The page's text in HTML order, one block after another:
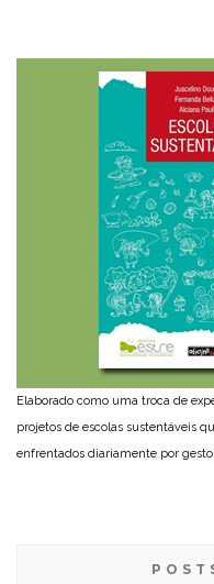
Elaborado como uma troca de
projetos de escolas sustentáveis
enfrentados diariamente por